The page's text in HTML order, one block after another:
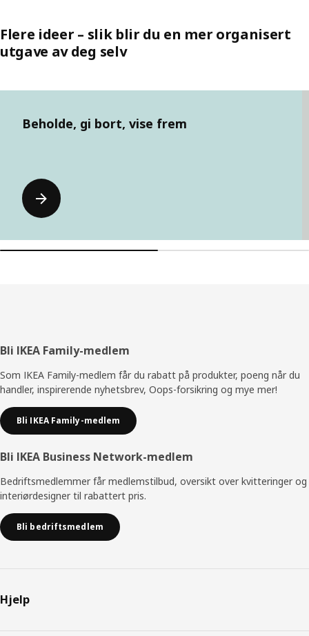
Flere ideer – slik blir du en mer organisert
utgave av deg selv
Beholde, gi bort, vise frem
Bunntekst
Bli IKEA Family-medlem
Som IKEA Family-medlem får du rabatt på produkter, poeng når du
handler, inspirerende nyhetsbrev, Oops-forsikring og mye mer!
Bli IKEA Family-medlem
Bli IKEA Business Network-medlem
Bedriftsmedlemmer får medlemstilbud, oversikt over kvitteringer og
interiørdesigner til rabattert pris.
Bli bedriftsmedlem
Hjelp